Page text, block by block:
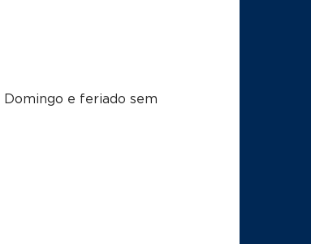
Domingo e feriado sem